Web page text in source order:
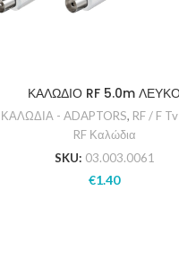
ΚΑΛΩΔΙΟ RF 5.0m
ΚΑΛΩΔΙΑ - ADAPTORS, RF / F
RF Καλώδια
SKU: 03.003.0061
€1.40